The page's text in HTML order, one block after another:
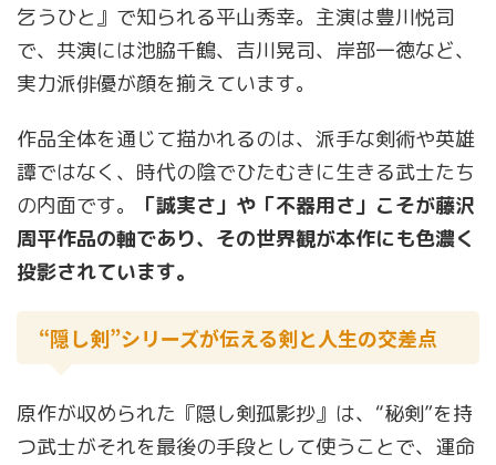
乞うひと』で知られる平山秀幸。主演は豊川悦司
で、共演には池脇千鶴、吉川晃司、岸部一徳など、
実力派俳優が顔を揃えています。
作品全体を通じて描かれるのは、派手な剣術や英雄
譚ではなく、時代の陰でひたむきに生きる武士たち
の内面です。
「誠実さ」や「不器用さ」こそが藤沢
周平作品の軸であり、その世界観が本作にも色濃く
投影されています。
“隠し剣”シリーズが伝える剣と人生の交差点
原作が収められた『隠し剣孤影抄』は、“秘剣”を持
つ武士がそれを最後の手段として使うことで、運命